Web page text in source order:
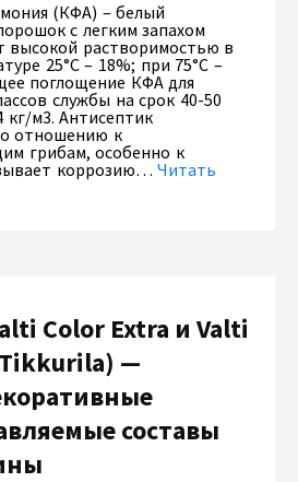
(КФА) – белый
с легким запахом
высокой растворимостью в
25°С – 18%; при 75°С –
поглощение КФА для
службы на срок 40-50
кг/м3. Антисептик
отношению к
грибам, особенно к
коррозию…Читать
Color Extra и Valti
—
составы